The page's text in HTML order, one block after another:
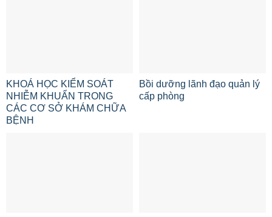
KHOÁ HỌC KIỂM SOÁT
NHIỄM KHUẨN TRONG
CÁC CƠ SỞ KHÁM CHỮA
BỆNH
Bồi dưỡng lãnh đạo quản lý
cấp phòng